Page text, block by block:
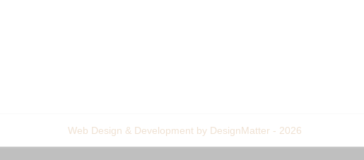
Web Design & Development by DesignMatter - 2026